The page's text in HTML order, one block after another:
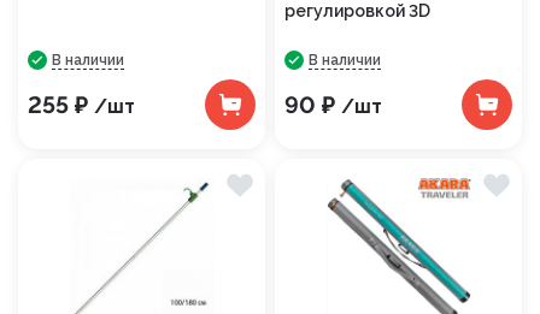
В наличии
255 ₽ /шт
регулировкой 3D
В наличии
90 ₽ /шт